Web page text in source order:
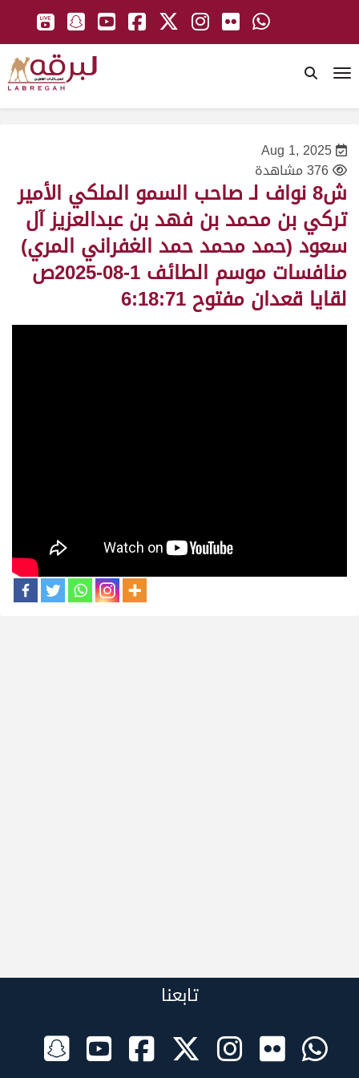
Aug 1, 2025
376 مشاهدة
ش8 نواف لـ صاحب السمو الملكي الأمير
تركي بن محمد بن فهد بن عبدالعزيز آل
سعود (حمد محمد حمد الغفراني المري)
منافسات موسم الطائف 1-08-2025ص
لقايا قعدان مفتوح 6:18:71
تابعنا